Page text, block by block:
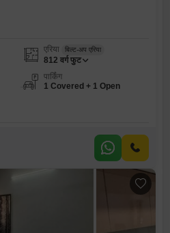
एरिया बिल्ट-अप एरिया
812 वर्ग फुट
पार्किंग
1 Covered + 1 Open